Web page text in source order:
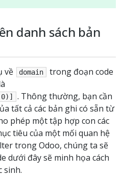
danh sách bản
về domain
trong đoạn code
0)]
. Thông thường, bạn cần
tất cả các bản ghi có sẵn từ
phép một tập hợp con các
tiêu của một mối quan hệ
trong Odoo, chúng ta sẽ
dưới đây sẽ minh họa cách
sinh.